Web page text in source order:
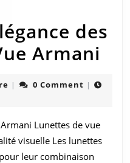
des
Armani
de
optistore
| 0 Comment |
Lunettes de vue
visuelle Les lunettes
leur combinaison